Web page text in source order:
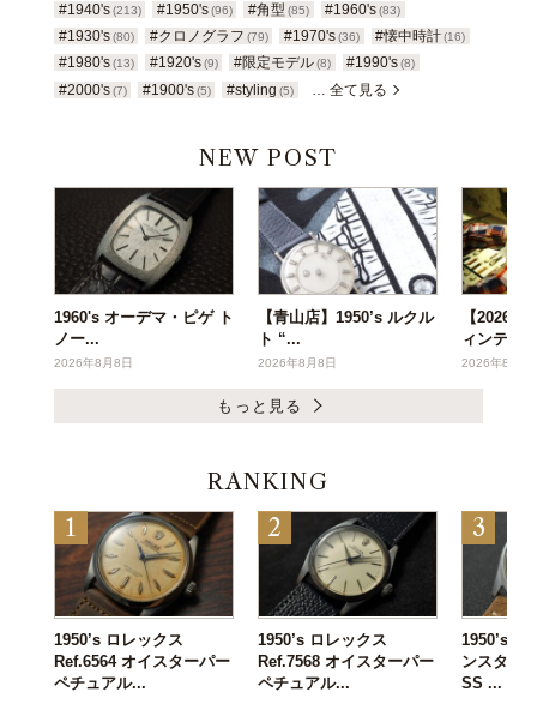
#1940's (213) #1950's(96) #角型 (85) #1960's (83)
#1930's (80) #クロノグラフ (79) #1970's(36) #懐中時計 (16)
#1980's (13) #1920's(9) #限定モデル(8) #1990's (8)
#2000's (7) #1900's(5) #styling (5) … 全て見る
NEW POST
1960's オーデマ・ピゲ ト
ノー...
2026年8月8日
【青山店】1950’s ルクル
ト “...
2026年8月8日
【2026年
ィンテー...
2026年8月6
もっと見る
RANKING
1950’s ロレックス
Ref.6564 オイスターパー
ペチュアル...
1950’s ロレックス
Ref.7568 オイスターパー
ペチュアル...
1950’s ヴ
ンスタン
SS ...